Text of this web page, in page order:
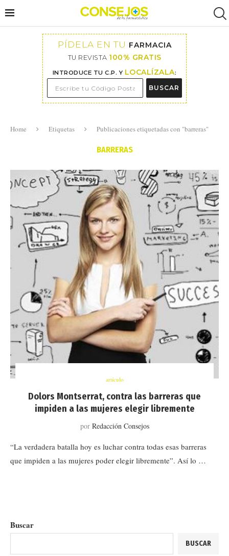
PÍDELA EN TU FARMACIA
TU REVISTA 100% GRATIS
INTRODUCE TU C.P. Y LOCALÍZALA:
BUSCAR
Home Etiquetas Publicaciones etiquetadas con "barreras"
BARRERAS
artículo
Dolors Montserrat, contra las barreras que
impiden a las mujeres elegir libremente
por Redacción Consejos
“La verdadera batalla hoy es luchar contra todas esas barreras
que impiden a las mujeres poder elegir libremente”. Así lo …
Buscar
BUSCAR